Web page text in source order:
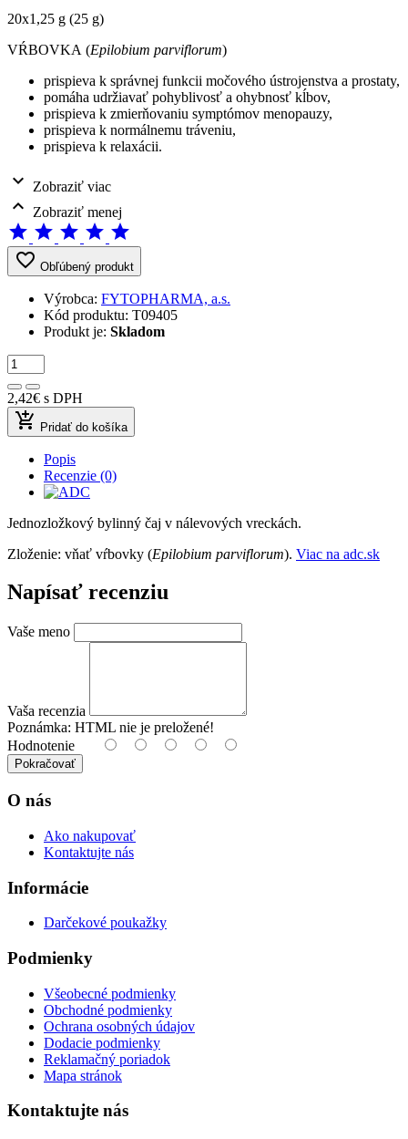
20x1,25 g (25 g)
VŔBOVKA (Epilobium parviflorum)
prispieva k správnej funkcii močového ústrojenstva a prostaty,
pomáha udržiavať pohyblivosť a ohybnosť kĺbov,
prispieva k zmierňovaniu symptómov menopauzy,
prispieva k normálnemu tráveniu,
prispieva k relaxácii.
expand_more Zobraziť viac
expand_less Zobraziť menej
star star star star star
favorite_border Obľúbený produkt
Výrobca: FYTOPHARMA, a.s.
Kód produktu: T09405
Produkt je: Skladom
2,42€ s DPH
add_shopping_cart Pridať do košíka
Popis
Recenzie (0)
Jednozložkový bylinný čaj v nálevových vreckách.
Zloženie: vňať vŕbovky (Epilobium parviflorum). Viac na adc.sk
Napísať recenziu
Vaše meno
Vaša recenzia
Poznámka: HTML nie je preložené!
Hodnotenie
Pokračovať
O nás
Ako nakupovať
Kontaktujte nás
Informácie
Darčekové poukažky
Podmienky
Všeobecné podmienky
Obchodné podmienky
Ochrana osobných údajov
Dodacie podmienky
Reklamačný poriadok
Mapa stránok
Kontaktujte nás